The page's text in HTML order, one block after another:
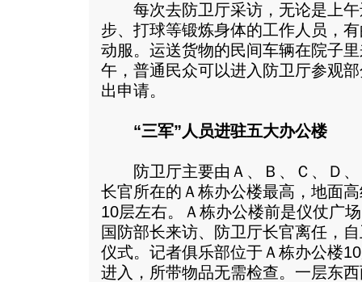
每次去防卫厅采访，无论是上午
步、打球等锻炼身体的工作人员，
动服。运送货物的民间车辆在院子
午，普通民众可以进入防卫厅参观
出申请。
“三军”人员进驻五大办公楼
防卫厅主要由Ａ、Ｂ、Ｃ、Ｄ、
长官所在的Ａ栋办公楼最高，地面
10层左右。Ａ栋办公楼前是仪仗广
国防部长来访、防卫厅长官离任，
仪式。记者俱乐部位于Ａ栋办公楼
进入，所带物品无需检查。一层东